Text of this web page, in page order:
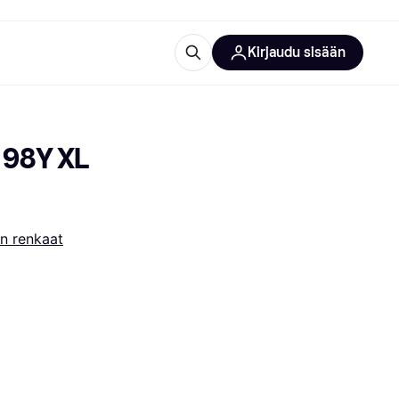
Kirjaudu sisään
XL
renkaat